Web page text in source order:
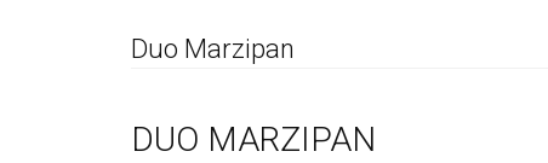
Duo Marzipan
DUO MARZIPAN